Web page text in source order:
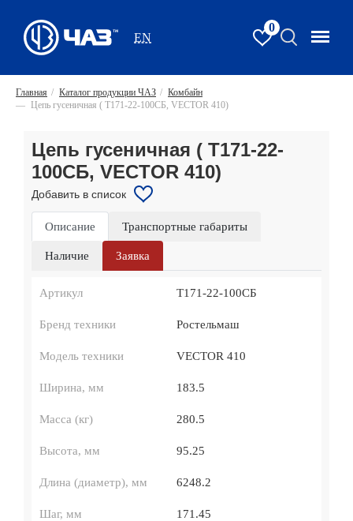
EN
0
Главная / Каталог продукции ЧАЗ / Комбайн
— Цепь гусеничная ( Т171-22-100СБ, VECTOR 410)
Цепь гусеничная ( Т171-22-
100СБ, VECTOR 410)
Добавить в список
Описание Транспортные габариты
Наличие Заявка
Артикул Т171-22-100СБ
Бренд техники Ростельмаш
Модель техники VECTOR 410
Ширина, мм 183.5
Масса (кг) 280.5
Высота, мм 95.25
Длина (диаметр), мм 6248.2
Шаг, мм 171.45